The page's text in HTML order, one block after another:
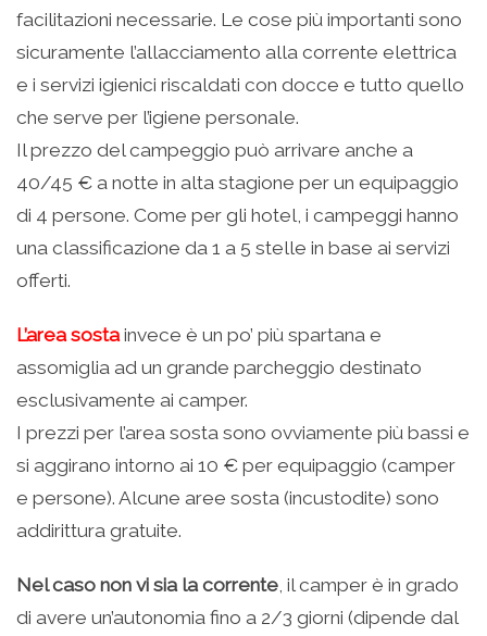
facilitazioni necessarie. Le cose più importanti sono
sicuramente l’allacciamento alla corrente elettrica
e i servizi igienici riscaldati con docce e tutto quello
che serve per l’igiene personale.
Il prezzo del campeggio può arrivare anche a
40/45 € a notte in alta stagione per un equipaggio
di 4 persone. Come per gli hotel, i campeggi hanno
una classificazione da 1 a 5 stelle in base ai servizi
offerti.
L’area sostainvece è un po’ più spartana e
assomiglia ad un grande parcheggio destinato
esclusivamente ai camper.
I prezzi per l’area sosta sono ovviamente più bassi e
si aggirano intorno ai 10 € per equipaggio (camper
e persone). Alcune aree sosta (incustodite) sono
addirittura gratuite.
Nel caso non vi sia la corrente, il camper è in grado
di avere un’autonomia fino a 2/3 giorni (dipende dal